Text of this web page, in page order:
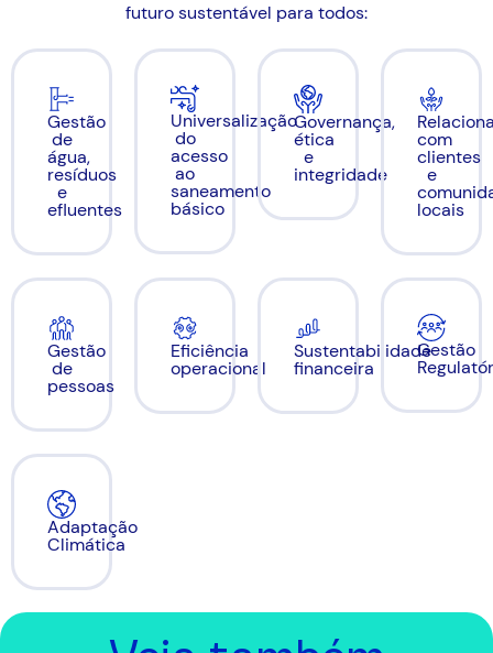
futuro sustentável para todos:
Gestão
de
água,
resíduos
e
efluentes
Universalização
do
acesso
ao
saneamento
básico
Governança,
ética
e
integridade
com
clientes
e
locais
Gestão
de
pessoas​
Eficiência
operacional
Sustentabilidade
financeira
Gestão
Adaptação
Climática